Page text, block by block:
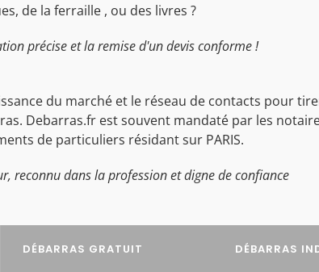
de la ferraille , ou des livres ?
précise et la remise d'un devis conforme !
du marché et le réseau de contacts pour
Debarras.fr est souvent mandaté par les
de particuliers résidant sur PARIS.
reconnu dans la profession et digne de confiance
DÉBARRAS GRATUIT DÉBARRAS